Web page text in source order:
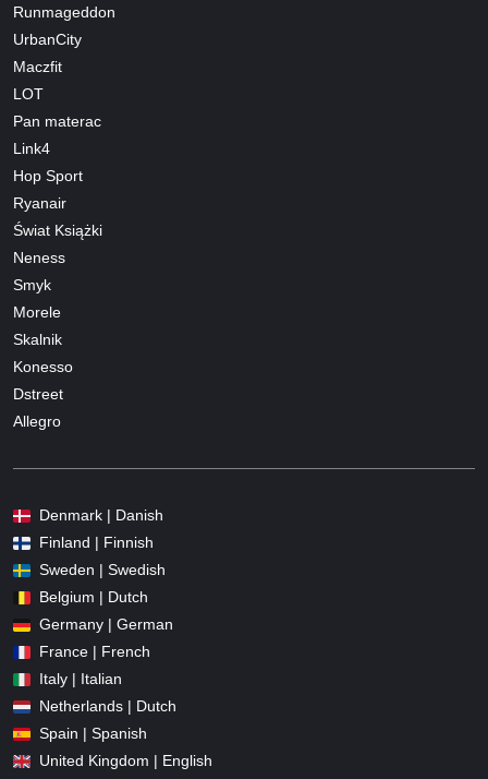
Runmageddon
UrbanCity
Maczfit
LOT
Pan materac
Link4
Hop Sport
Ryanair
Świat Książki
Neness
Smyk
Morele
Skalnik
Konesso
Dstreet
Allegro
Denmark | Danish
Finland | Finnish
Sweden | Swedish
Belgium | Dutch
Germany | German
France | French
Italy | Italian
Netherlands | Dutch
Spain | Spanish
United Kingdom | English